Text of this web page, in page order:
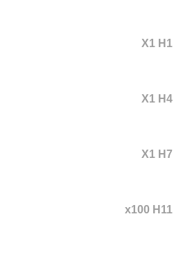
X1 H1
X1 H4
X1 H7
x100 H11